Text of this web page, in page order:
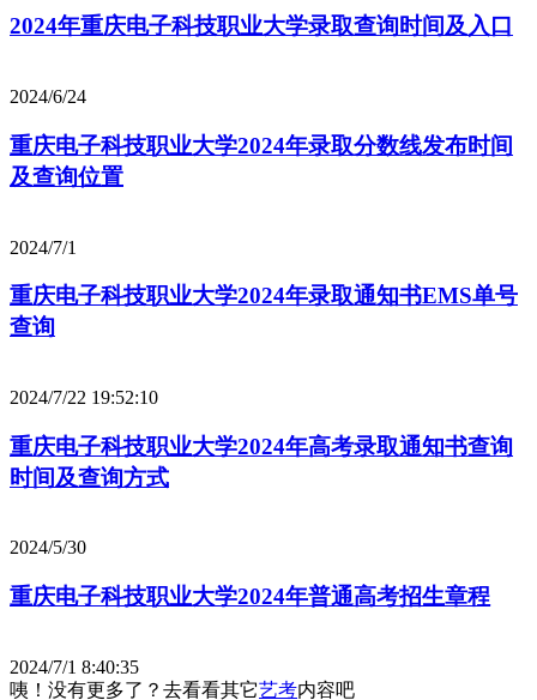
2024年重庆电子科技职业大学录取查询时间及入口
2024/6/24
重庆电子科技职业大学2024年录取分数线发布时间
及查询位置
2024/7/1
重庆电子科技职业大学2024年录取通知书EMS单号
查询
2024/7/22 19:52:10
重庆电子科技职业大学2024年高考录取通知书查询
时间及查询方式
2024/5/30
重庆电子科技职业大学2024年普通高考招生章程
2024/7/1 8:40:35
咦！没有更多了？去看看其它艺考内容吧